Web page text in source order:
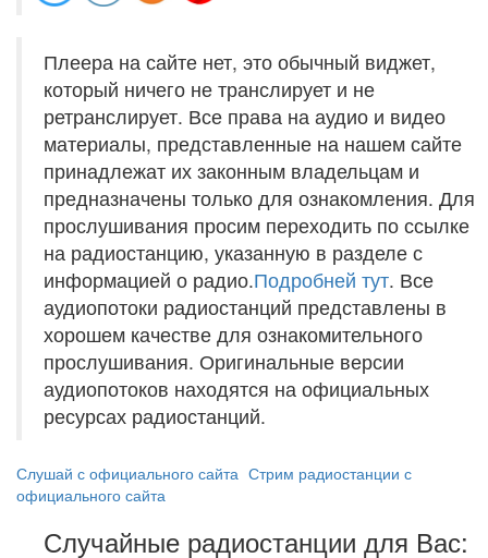
Плеера на сайте нет, это обычный виджет,
который ничего не транслирует и не
ретранслирует. Все права на аудио и видео
материалы, представленные на нашем сайте
принадлежат их законным владельцам и
предназначены только для ознакомления. Для
прослушивания просим переходить по ссылке
на радиостанцию, указанную в разделе с
информацией о радио.Подробней тут. Все
аудиопотоки радиостанций представлены в
хорошем качестве для ознакомительного
прослушивания. Оригинальные версии
аудиопотоков находятся на официальных
ресурсах радиостанций.
Слушай с официального сайта Стрим радиостанции с
официального сайта
Случайные радиостанции для Вас: